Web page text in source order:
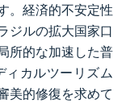
。経済的不安定性
ジルの拡大国家口
所的な加速した普
ィカルツーリズム
美的修復を求めて